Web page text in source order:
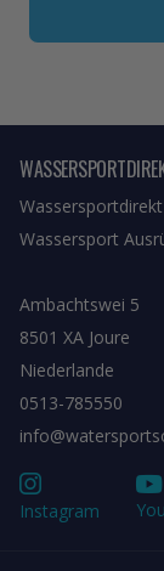
Wassersport
Ambachtswei 5
8501 XA Joure
Niederlande
0513-785550
Instagram